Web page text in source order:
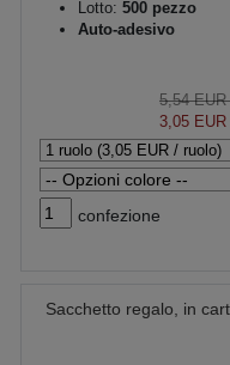
Lotto: 500 pezzo
Auto-adesivo
5,54 EUR
3,05 EUR
confezione
Sacchetto regalo, in